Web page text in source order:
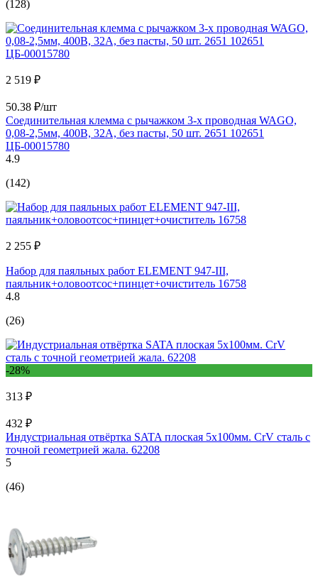
(128)
2 519 ₽
50.38 ₽/шт
Соединительная клемма с рычажком 3-х проводная WAGO,
0,08-2,5мм, 400В, 32А, без пасты, 50 шт. 2651 102651
ЦБ-00015780
4.9
(142)
2 255 ₽
Набор для паяльных работ ELEMENT 947-III,
паяльник+оловоотсос+пинцет+очиститель 16758
4.8
(26)
-28%
313 ₽
432 ₽
Индустриальная отвёртка SATA плоская 5x100мм. CrV сталь с
точной геометрией жала. 62208
5
(46)